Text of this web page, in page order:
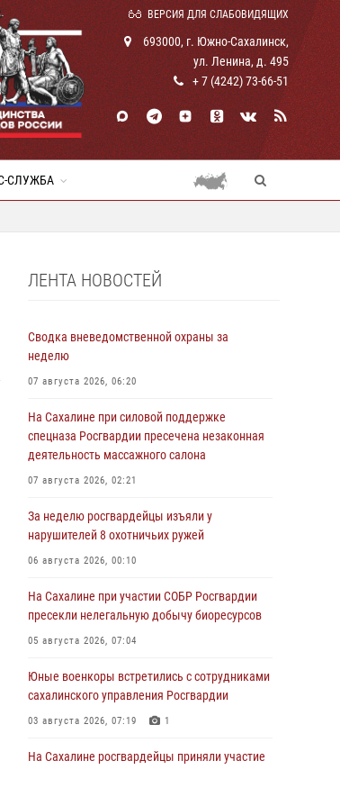
ВЕРСИЯ ДЛЯ СЛАБОВИДЯЩИХ
693000, г. Южно-Сахалинск,
ул. Ленина, д. 495
+ 7 (4242) 73-66-51
СЛУЖБА
ЛЕНТА НОВОСТЕЙ
Сводка вневедомственной охраны за
неделю
07 августа 2026, 06:20
На Сахалине при силовой поддержке
спецназа Росгвардии пресечена незаконная
деятельность массажного салона
07 августа 2026, 02:21
За неделю росгвардейцы изъяли у
нарушителей 8 охотничьих ружей
06 августа 2026, 00:10
На Сахалине при участии СОБР Росгвардии
пресекли нелегальную добычу биоресурсов
05 августа 2026, 07:04
Юные военкоры встретились с сотрудниками
сахалинского управления Росгвардии
03 августа 2026, 07:19 1
На Сахалине росгвардейцы приняли участие